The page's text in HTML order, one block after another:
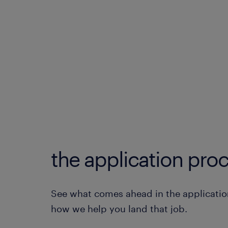
the application
See what comes ahead in the
how we help you land that job.